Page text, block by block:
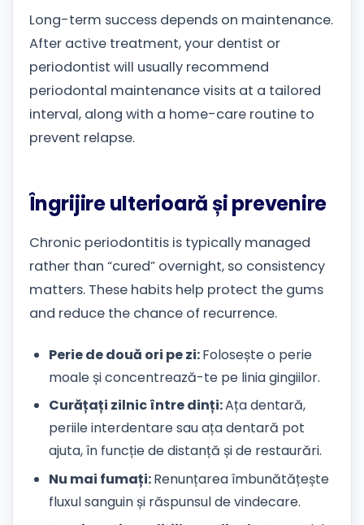
Long-term success depends on maintenance.
After active treatment, your dentist or
periodontist will usually recommend
periodontal maintenance visits at a tailored
interval, along with a home-care routine to
prevent relapse.
Îngrijire ulterioară și prevenire
Chronic periodontitis is typically managed
rather than “cured” overnight, so consistency
matters. These habits help protect the gums
and reduce the chance of recurrence.
Perie de două ori pe zi:Folosește o perie
moale și concentrează-te pe linia gingiilor.
Curățați zilnic între dinți:Ața dentară,
periile interdentare sau ața dentară pot
ajuta, în funcție de distanță și de restaurări.
Nu mai fumați:Renunțarea îmbunătățește
fluxul sanguin și răspunsul de vindecare.